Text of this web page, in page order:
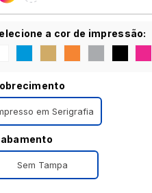
a cor de impressão:
em Serigrafia
Sem Tampa